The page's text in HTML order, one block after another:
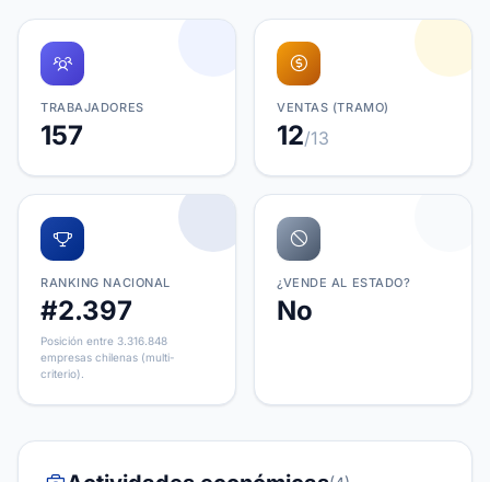
TRABAJADORES
157
VENTAS (TRAMO)
12/13
RANKING NACIONAL
#2.397
Posición entre 3.316.848
empresas chilenas (multi-
criterio).
¿VENDE AL ESTADO?
No